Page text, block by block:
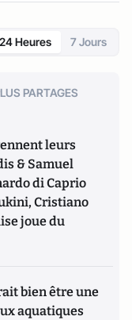
24 Heures 7 Jours
PARTAGES
leurs
& Samuel
di Caprio
Cristiano
joue du
bien être une
aquatiques